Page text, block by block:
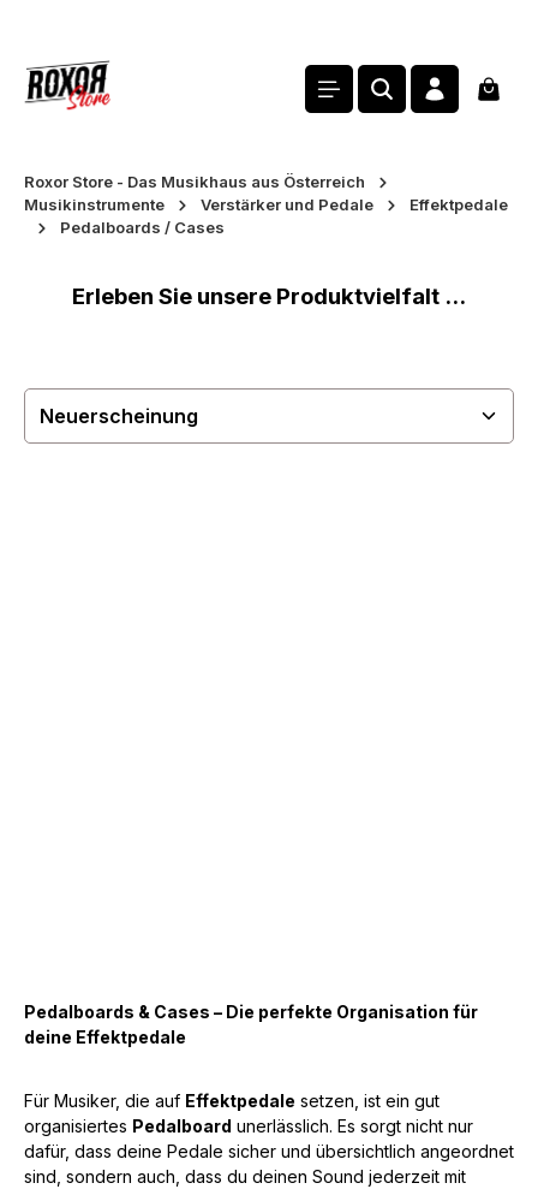
Roxor Store - Das Musikhaus aus Österreich
Musikinstrumente
Verstärker und Pedale
Effektpedale
Pedalboards / Cases
Erleben Sie unsere Produktvielfalt ...
Pedalboards & Cases – Die perfekte Organisation für
deine Effektpedale
Für Musiker, die auf Effektpedale setzen, ist ein gut
organisiertes Pedalboard unerlässlich. Es sorgt nicht nur
dafür, dass deine Pedale sicher und übersichtlich angeordnet
sind, sondern auch, dass du deinen Sound jederzeit mit